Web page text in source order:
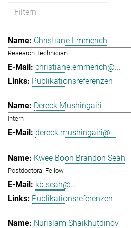
Christiane Emmerich
Research Technician
christiane.emmerich@...
Publikationsreferenzen
Dereck Mushingairi
Intern
dereck.mushingairi@...
Kwee Boon Brandon Seah
Postdoctoral Fellow
kb.seah@...
Publikationsreferenzen
Nurislam Shaikhutdinov